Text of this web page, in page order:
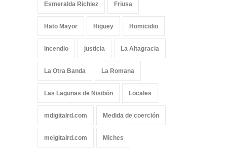
Esmeralda Richiez Friusa
Hato Mayor Higüey Homicidio
Incendio justicia La Altagracia
La Otra Banda La Romana
Las Lagunas de Nisibón Locales
mdigitalrd.com Medida de coerción
meigitalrd.com Miches